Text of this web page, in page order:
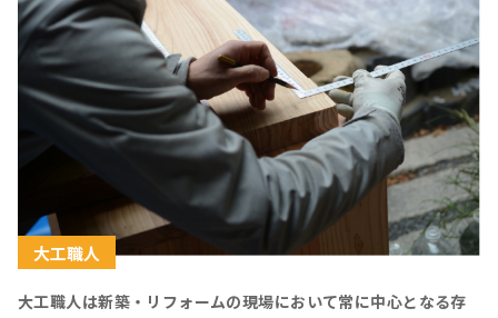
大工職人
大工職人は新築・リフォームの現場において常に中心となる存